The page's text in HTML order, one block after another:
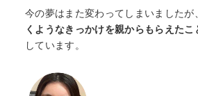
今の夢はまた変わってしまいましたが、
くようなきっかけを親からもらえた
しています。